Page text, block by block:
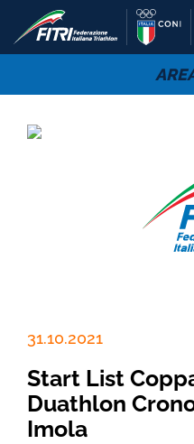
31.10.2021
Start List
Duathlon
Imola